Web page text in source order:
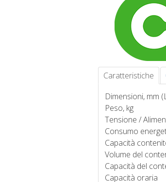
Caratteristiche
Dimensioni, mm
Peso, kg
Tensione /
Consumo
Capacità
Volume del
Capacità del
Capacità oraria